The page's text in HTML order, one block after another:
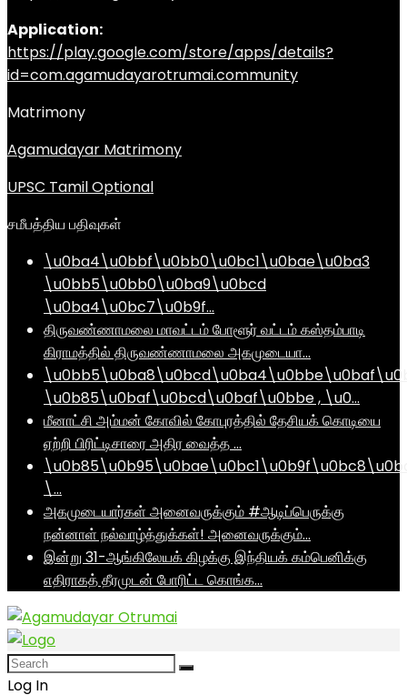
Application:
https://play.google.com/store/apps/details?
id=com.agamudayarotrumai.community
Matrimony
Agamudayar Matrimony
UPSC Tamil Optional
சமீபத்திய பதிவுகள்
\u0ba4\u0bbf\u0bb0\u0bc1\u0bae\u0ba3
\u0bb5\u0bb0\u0ba9\u0bcd
\u0ba4\u0bc7\u0b9f…
திருவண்ணாமலை மாவட்டம் போளூர் வட்டம் கஸ்தம்பாடி
கிராமத்தில் திருவண்ணாமலை அகமுடையா…
\u0b85\u0baf\u0bcd\u0baf\u0bbe , \u0…
மீனாட்சி அம்மன் கோவில் கோபுரத்தில் தேசியக் கொடியை
ஏற்றி பிரிட்டிசாரை அதிர வைத்த …
\…
அகமுடையார்கள் அனைவருக்கும் #ஆடிப்பெருக்கு
நன்னாள் நல்வாழ்த்துக்கள்! அனைவருக்கும்…
இன்று 31-ஆங்கிலேயக் கிழக்கு இந்தியக் கம்பெனிக்கு
எதிராகத் தீரமுடன் போரிட்ட கொங்க…
Log In